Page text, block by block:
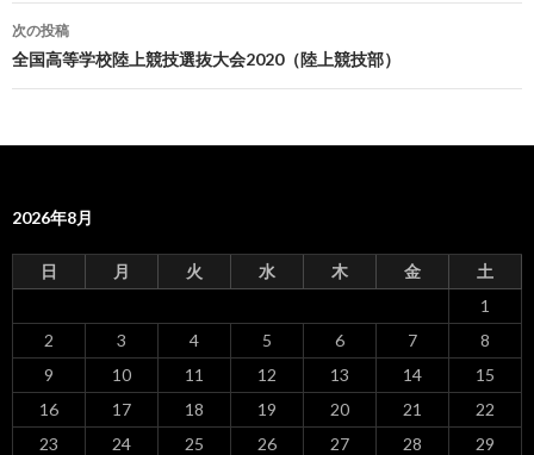
稿
ナ
ゲ
シ
ョ
ン
次の投稿
全国高等学校陸上競技選抜大会2020（陸上競技部）
2026年8月
日 月 火 水 木 金 土
1
2
3 4 5 6 7
8
9
10 11 12 13 14
15
16
17 18 19 20 21
22
23
24 25 26 27 28
29